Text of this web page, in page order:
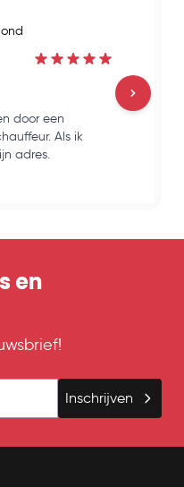
door een
Als ik
adres.
en
Inschrijven